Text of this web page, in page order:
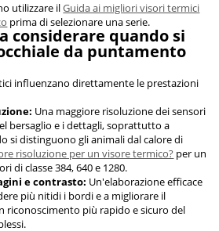
utilizzare ilGuida ai migliori visori termici
prima di selezionare una serie.
considerare quando si
da puntamento
influenzano direttamente le prestazioni
Una maggiore risoluzione dei sensori
bersaglio e i dettagli, soprattutto a
si distinguono gli animali dal calore di
risoluzione per un visore termico? per un
di classe 384, 640 e 1280.
e contrasto: Un'elaborazione efficace
più nitidi i bordi e a migliorare il
riconoscimento più rapido e sicuro del